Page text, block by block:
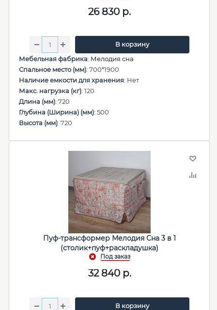
26 830 р.
В корзину
Мебельная фабрика: Мелодия сна
Спальное место (мм): 700*1900
Наличие емкости для хранения: Нет
Макс. нагрузка (кг): 120
Длина (мм): 720
Глубина (Ширина) (мм): 500
Высота (мм): 720
Пуф-трансформер Мелодия Сна 3 в 1
(столик+пуф+раскладушка)
32 840р.
В корзину